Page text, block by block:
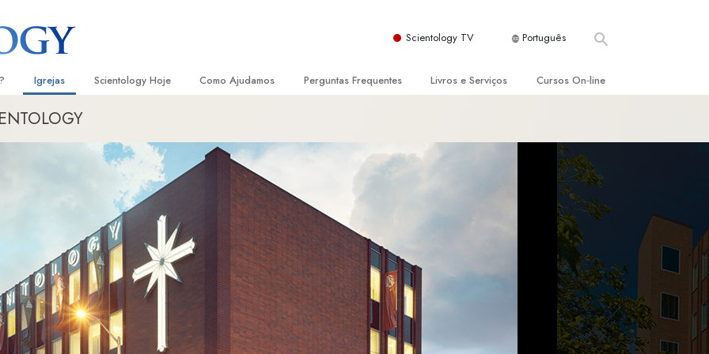
Scientology TV Português
Scientology
de Scientology
Igrejas
Localizar uma Igreja
Igrejas Ideais de Scientology
Organizações Avançadas
Base em Terra de Flag
Freewinds
A levar Scientology ao Mundo
Scientology Hoje
Eventos de Scientology
David Miscavige — Líder Eclesiástico
de Scientology
Como Ajudamos
Escolástica Aplicada
Criminon
Narconon
A Verdade sobre as Drogas
Unidos para os Direitos Humanos
Comissão dos Cidadãos para os
Direitos Humanos
Perguntas Frequentes
Dentro duma Igreja
Livros e Serviços
Filmes Introdutórios
Serviços Introdutórios
Cursos On‑line
Os Componentes da Compreensão
Soluções para Um Ambiente Perigoso
Ajudas para Doenças e Ferimentos
Integridade e Honestidade
A Escala de Tom Emocional